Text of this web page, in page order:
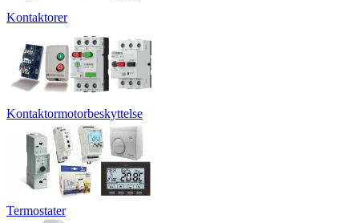
Kontaktorer
Kontaktormotorbeskyttelse
Termostater